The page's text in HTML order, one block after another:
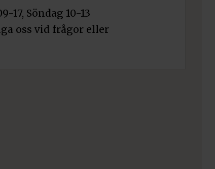
17, Söndag 10-13
oss vid frågor eller